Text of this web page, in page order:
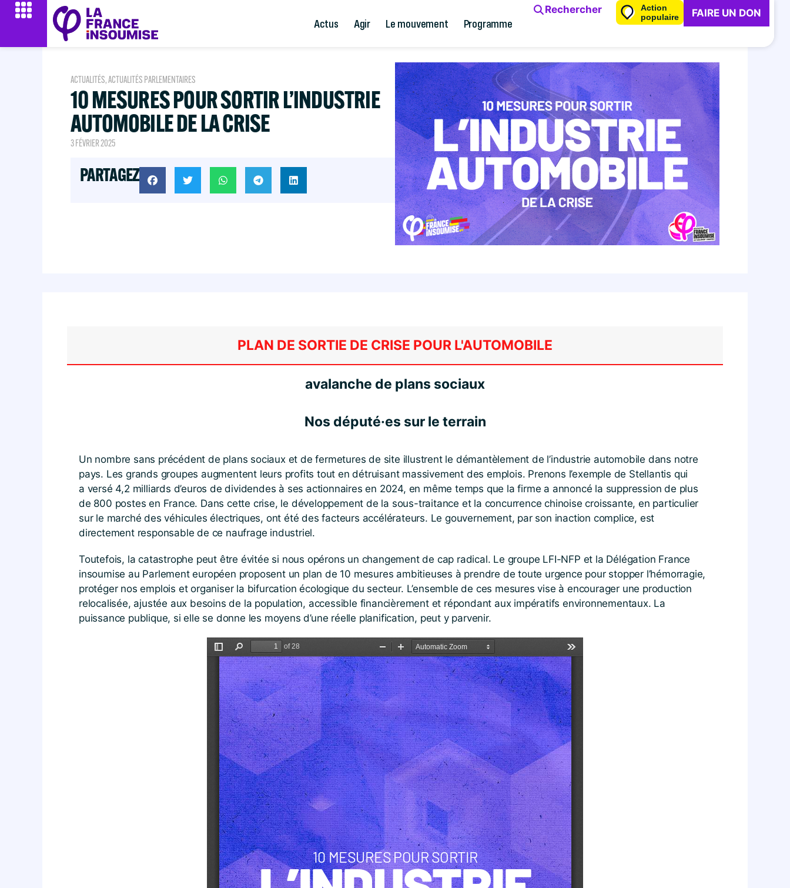
Actus Agir Le mouvement Programme
Rechercher
Action
populaire
FAIRE UN DON
ACTUALITÉS,ACTUALITÉS PARLEMENTAIRES
10 MESURES POUR SORTIR L’INDUSTRIE
AUTOMOBILE DE LA CRISE
3 FÉVRIER 2025
PARTAGEZ
PLAN DE SORTIE DE CRISE POUR L'AUTOMOBILE
avalanche de plans sociaux
Nos député·es sur le terrain
Un nombre sans précédent de plans sociaux et de fermetures de site illustrent le démantèlement de l’industrie automobile dans notre
pays. Les grands groupes augmentent leurs profits tout en détruisant massivement des emplois. Prenons l’exemple de Stellantis qui
a versé 4,2 milliards d’euros de dividendes à ses actionnaires en 2024, en même temps que la firme a annoncé la suppression de plus
de 800 postes en France. Dans cette crise, le développement de la sous-traitance et la concurrence chinoise croissante, en particulier
sur le marché des véhicules électriques, ont été des facteurs accélérateurs. Le gouvernement, par son inaction complice, est
directement responsable de ce naufrage industriel.
Toutefois, la catastrophe peut être évitée si nous opérons un changement de cap radical. Le groupe LFI-NFP et la Délégation France
insoumise au Parlement européen proposent un plan de 10 mesures ambitieuses à prendre de toute urgence pour stopper l’hémorragie,
protéger nos emplois et organiser la bifurcation écologique du secteur. L’ensemble de ces mesures vise à encourager une production
relocalisée, ajustée aux besoins de la population, accessible financièrement et répondant aux impératifs environnementaux. La
puissance publique, si elle se donne les moyens d’une réelle planification, peut y parvenir.